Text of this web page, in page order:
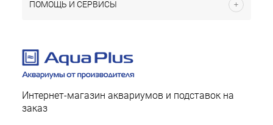
ПОМОЩЬ И СЕРВИСЫ
Интернет-магазин аквариумов и подставок на
заказ